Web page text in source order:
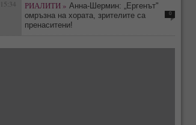
15:34 РИАЛИТИ » Анна-Шермин: „Ергенът"
омръзна на хората, зрителите са
пренаситени!
0